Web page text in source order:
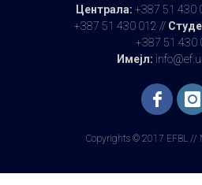
Централа: +387 51 430
+387 51 430 012 //
+387 51 430
Имејл:
Copyrights © 2017 EFBL //